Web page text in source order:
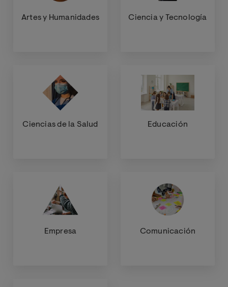
Artes y Humanidades Ciencia y Tecnología
Ciencias de la Salud Educación
Empresa Comunicación